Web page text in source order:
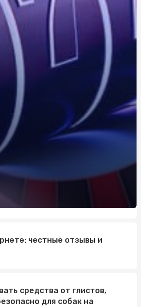
як зробити правильний вибір
гід для вибору, застосування та
як отримати кошти без
огляд пропозицій ринку
на что обратить
традиції, дизайну та
вимоги до навчання та
площади: системная
честные отзывы и
средства от глистов,
для собак на